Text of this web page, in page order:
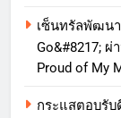
เซ็นทรัลพัฒนา
Go&#8217;
Proud of My
กระแสตอบรั